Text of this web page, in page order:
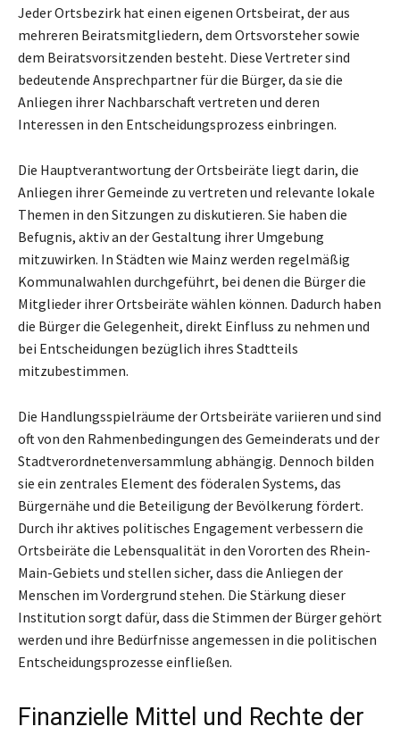
Jeder Ortsbezirk hat einen eigenen Ortsbeirat, der aus
mehreren Beiratsmitgliedern, dem Ortsvorsteher sowie
dem Beiratsvorsitzenden besteht. Diese Vertreter sind
bedeutende Ansprechpartner für die Bürger, da sie die
Anliegen ihrer Nachbarschaft vertreten und deren
Interessen in den Entscheidungsprozess einbringen.
Die Hauptverantwortung der Ortsbeiräte liegt darin, die
Anliegen ihrer Gemeinde zu vertreten und relevante lokale
Themen in den Sitzungen zu diskutieren. Sie haben die
Befugnis, aktiv an der Gestaltung ihrer Umgebung
mitzuwirken. In Städten wie Mainz werden regelmäßig
Kommunalwahlen durchgeführt, bei denen die Bürger die
Mitglieder ihrer Ortsbeiräte wählen können. Dadurch haben
die Bürger die Gelegenheit, direkt Einfluss zu nehmen und
bei Entscheidungen bezüglich ihres Stadtteils
mitzubestimmen.
Die Handlungsspielräume der Ortsbeiräte variieren und sind
oft von den Rahmenbedingungen des Gemeinderats und der
Stadtverordnetenversammlung abhängig. Dennoch bilden
sie ein zentrales Element des föderalen Systems, das
Bürgernähe und die Beteiligung der Bevölkerung fördert.
Durch ihr aktives politisches Engagement verbessern die
Ortsbeiräte die Lebensqualität in den Vororten des Rhein-
Main-Gebiets und stellen sicher, dass die Anliegen der
Menschen im Vordergrund stehen. Die Stärkung dieser
Institution sorgt dafür, dass die Stimmen der Bürger gehört
werden und ihre Bedürfnisse angemessen in die politischen
Entscheidungsprozesse einfließen.
Finanzielle Mittel und Rechte der